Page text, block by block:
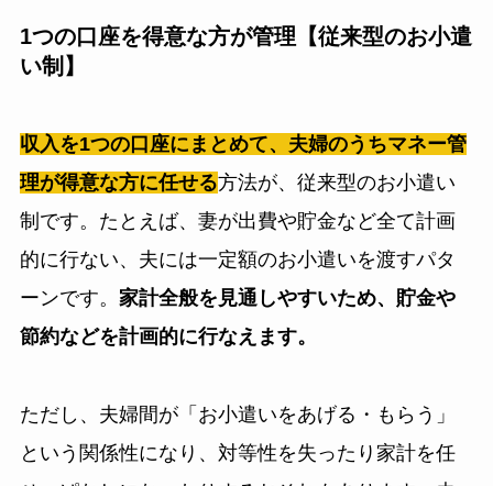
1つの口座を得意な方が管理【従来型のお小遣
い制】
収入を1つの口座にまとめて、夫婦のうちマネー管
理が得意な方に任せる方法が、従来型のお小遣い
制です。たとえば、妻が出費や貯金など全て計画
的に行ない、夫には一定額のお小遣いを渡すパタ
ーンです。 家計全般を見通しやすいため、貯金や
節約などを計画的に行なえます。
ただし、夫婦間が「お小遣いをあげる・もらう」
という関係性になり、対等性を失ったり家計を任